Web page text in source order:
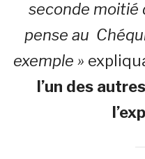
seconde moitié
pense au
exemple »
l’un des